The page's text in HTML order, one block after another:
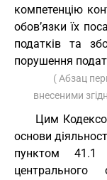
компетенцію
обов’язки їх
податків та
порушення
( Абзац
внесеними
Цим
основи
пунктом 41.1